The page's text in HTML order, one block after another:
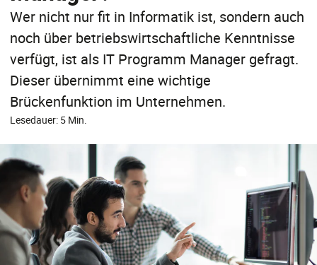
Wer nicht nur fit in Informatik ist, sondern auch
noch über betriebswirtschaftliche Kenntnisse
verfügt, ist als IT Programm Manager gefragt.
Dieser übernimmt eine wichtige
Brückenfunktion im Unternehmen.
Lesedauer: 5 Min.